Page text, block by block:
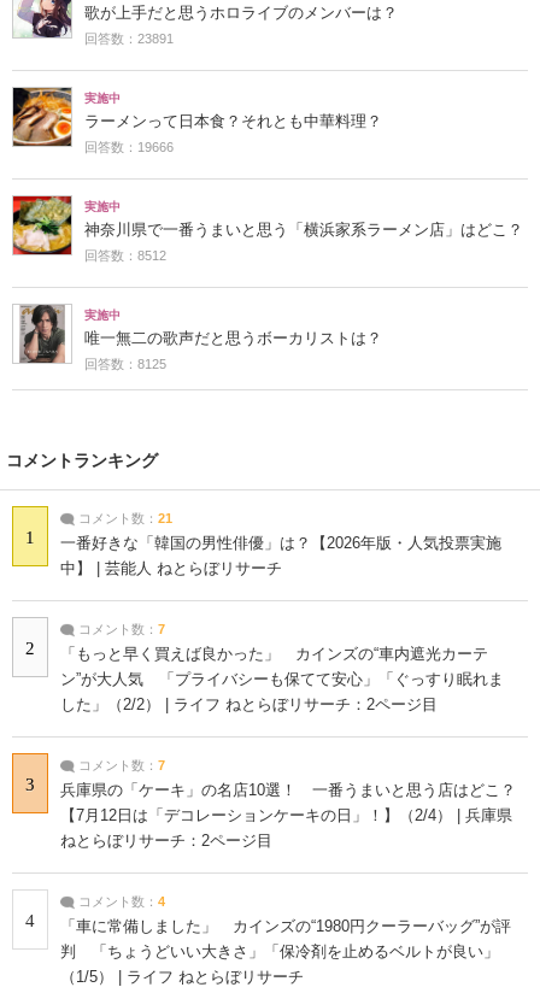
歌が上手だと思うホロライブのメンバーは？
回答数：23891
実施中
ラーメンって日本食？それとも中華料理？
回答数：19666
実施中
神奈川県で一番うまいと思う「横浜家系ラーメン店」はどこ？
回答数：8512
実施中
唯一無二の歌声だと思うボーカリストは？
回答数：8125
コメントランキング
1
コメント数： 21
一番好きな「韓国の男性俳優」は？【2026年版・人気投票実施
中】 | 芸能人 ねとらぼリサーチ
2
コメント数： 7
「もっと早く買えば良かった」 カインズの“車内遮光カーテ
ン”が大人気 「プライバシーも保てて安心」「ぐっすり眠れま
した」（2/2） | ライフ ねとらぼリサーチ：2ページ目
3
コメント数： 7
兵庫県の「ケーキ」の名店10選！ 一番うまいと思う店はどこ？
【7月12日は「デコレーションケーキの日」！】（2/4） | 兵庫県
ねとらぼリサーチ：2ページ目
4
コメント数： 4
「車に常備しました」 カインズの“1980円クーラーバッグ”が評
判 「ちょうどいい大きさ」「保冷剤を止めるベルトが良い」
（1/5） | ライフ ねとらぼリサーチ